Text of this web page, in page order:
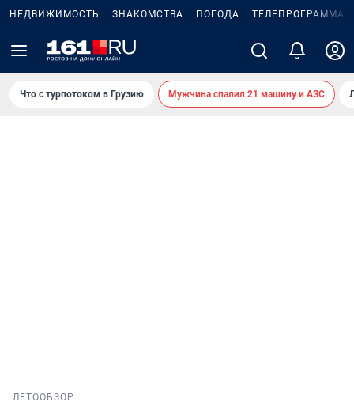
НЕДВИЖИМОСТЬ ЗНАКОМСТВА ПОГОДА ТЕЛЕПРОГРАММА
Что с турпотоком в Грузию Мужчина спалил 21 машину и АЗС
ЛЕТООБЗОР